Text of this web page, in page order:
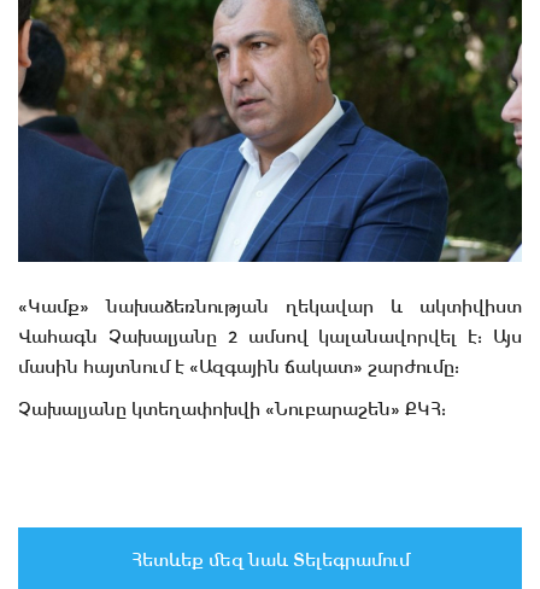
«Կամք» նախաձեռնության ղեկավար և ակտիվիստ
Վահագն Չախալյանը 2 ամսով կալանավորվել է: Այս
մասին հայտնում է «Ազգային ճակատ» շարժումը:
Չախալյանը կտեղափոխվի «Նուբարաշեն» ՔԿՀ:
Հետևեք մեզ նաև Տելեգրամում